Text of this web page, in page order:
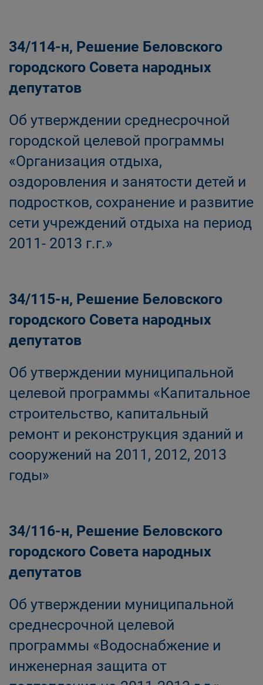
34/114-н, Решение Беловского
городского Совета народных
депутатов
Об утверждении среднесрочной
городской целевой программы
«Организация отдыха,
оздоровления и занятости детей и
подростков, сохранение и развитие
сети учреждений отдыха на период
2011- 2013 г.г.»
34/115-н, Решение Беловского
городского Совета народных
депутатов
Об утверждении муниципальной
целевой программы «Капитальное
строительство, капитальный
ремонт и реконструкция зданий и
сооружений на 2011, 2012, 2013
годы»
34/116-н, Решение Беловского
городского Совета народных
депутатов
Об утверждении муниципальной
среднесрочной целевой
программы «Водоснабжение и
инженерная защита от